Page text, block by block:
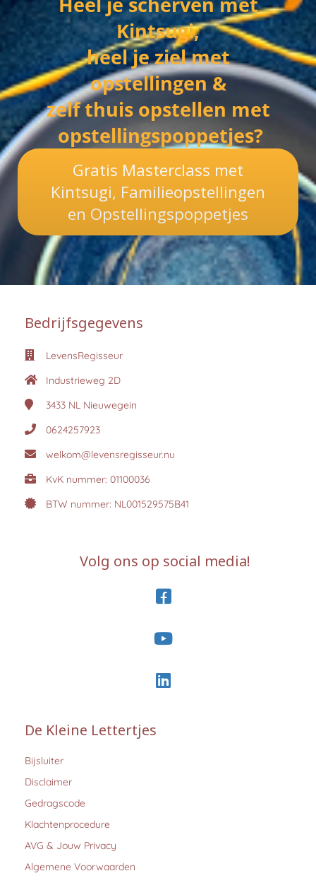
Kintsugi,
heel je ziel met
opstellingen &
zelf thuis opstellen met
opstellingspoppetjes?
Gratis Masterclass met
Kintsugi, Familieopstellingen
en Opstellingspoppetjes
Bedrijfsgegevens
LevensRegisseur
Industrieweg 2D
3433 NL Nieuwegein
0624257923
welkom@levensregisseur.nu
KvK nummer: 01100036
BTW nummer: NL001529575B41
Volg ons op social media!
De Kleine Lettertjes
Bijsluiter
Disclaimer
Gedragscode
Klachtenprocedure
AVG & Jouw Privacy
Algemene Voorwaarden